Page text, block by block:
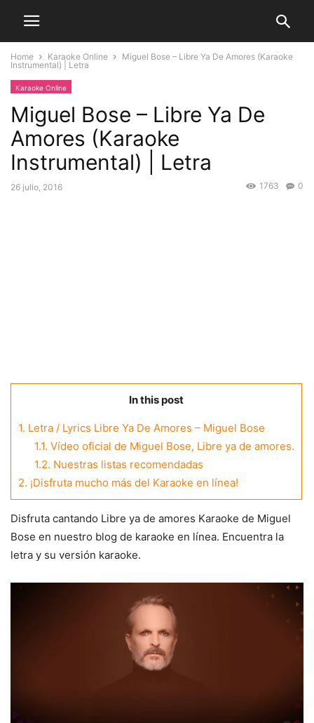
Home Karaoke Online
Miguel Bose – Libre Ya De Amores (Karaoke
Instrumental) | Letra
Karaoke Online
Miguel Bose – Libre Ya De
Amores (Karaoke
Instrumental) | Letra
26 julio, 2016 0
1763
In this post
1. Letra / Lyrics Libre Ya De Amores – Miguel Bose
1.1. Vídeo oficial de Miguel Bose, Libre ya de amores.
1.2. Nuestras listas recomendadas
2. ¡Disfruta mucho más del Karaoke en línea!
Disfruta cantando Libre ya de amores Karaoke de Miguel
Bose en nuestro blog de karaoke en línea. Encuentra la
letra y su versión karaoke.